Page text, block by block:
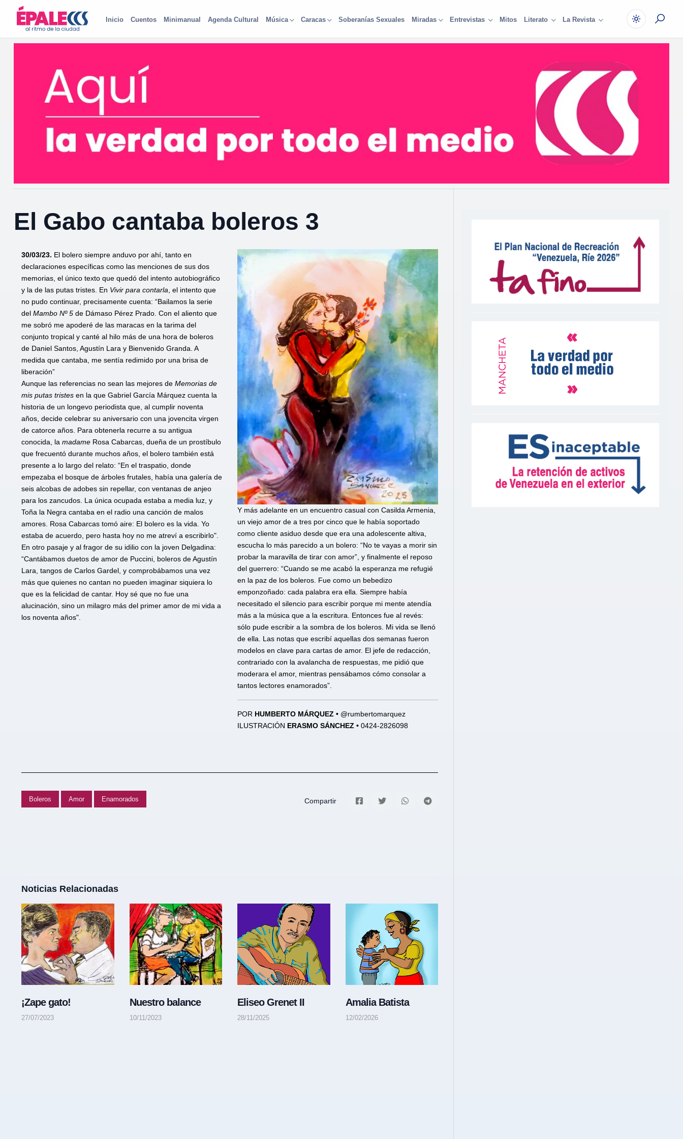
Inicio Cuentos Minimanual Agenda Cultural Música Caracas Soberanías Sexuales Miradas Entrevistas Mitos Literato La Revista
El Gabo cantaba boleros 3
30/03/23. El bolero siempre anduvo por ahí, tanto en
declaraciones específicas como las menciones de sus dos
memorias, el único texto que quedó del intento autobiográfico
y la de las putas tristes. En Vivir para contarla , el intento que
no pudo continuar, precisamente cuenta: “Bailamos la serie
del Mambo Nº 5 de Dámaso Pérez Prado. Con el aliento que
me sobró me apoderé de las maracas en la tarima del
conjunto tropical y canté al hilo más de una hora de boleros
de Daniel Santos, Agustín Lara y Bienvenido Granda. A
medida que cantaba, me sentía redimido por una brisa de
liberación”
Aunque las referencias no sean las mejores de Memorias de
mis putas tristes en la que Gabriel García Márquez cuenta la
historia de un longevo periodista que, al cumplir noventa
años, decide celebrar su aniversario con una jovencita virgen
de catorce años. Para obtenerla recurre a su antigua
conocida, la madame Rosa Cabarcas, dueña de un prostíbulo
que frecuentó durante muchos años, el bolero también está
presente a lo largo del relato: “En el traspatio, donde
empezaba el bosque de árboles frutales, había una galería de
seis alcobas de adobes sin repellar, con ventanas de anjeo
para los zancudos. La única ocupada estaba a media luz, y
Toña la Negra cantaba en el radio una canción de malos
amores. Rosa Cabarcas tomó aire: El bolero es la vida. Yo
estaba de acuerdo, pero hasta hoy no me atreví a escribirlo".
En otro pasaje y al fragor de su idilio con la joven Delgadina:
“Cantábamos duetos de amor de Puccini, boleros de Agustín
Lara, tangos de Carlos Gardel, y comprobábamos una vez
más que quienes no cantan no pueden imaginar siquiera lo
que es la felicidad de cantar. Hoy sé que no fue una
alucinación, sino un milagro más del primer amor de mi vida a
los noventa años".
Y más adelante en un encuentro casual con Casilda Armenia,
un viejo amor de a tres por cinco que le había soportado
como cliente asiduo desde que era una adolescente altiva,
escucha lo más parecido a un bolero: “No te vayas a morir sin
probar la maravilla de tirar con amor”, y finalmente el reposo
del guerrero: “Cuando se me acabó la esperanza me refugié
en la paz de los boleros. Fue como un bebedizo
emponzoñado: cada palabra era ella. Siempre había
necesitado el silencio para escribir porque mi mente atendía
más a la música que a la escritura. Entonces fue al revés:
sólo pude escribir a la sombra de los boleros. Mi vida se llenó
de ella. Las notas que escribí aquellas dos semanas fueron
modelos en clave para cartas de amor. El jefe de redacción,
contrariado con la avalancha de respuestas, me pidió que
moderara el amor, mientras pensábamos cómo consolar a
tantos lectores enamorados”.
POR HUMBERTO MÁRQUEZ • @rumbertomarquez
ILUSTRACIÓN ERASMO SÁNCHEZ • 0424-2826098
Boleros Amor Enamorados Compartir
Noticias Relacionadas
¡Zape gato!
27/07/2023
Nuestro balance
10/11/2023
Eliseo Grenet II
28/11/2025
Amalia Batista
12/02/2026